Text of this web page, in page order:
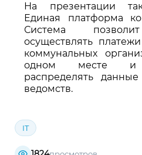
На презентации
Единая платформа
Система
осуществлять
коммунальных
одном месте и
распределять
ведомств.
IT